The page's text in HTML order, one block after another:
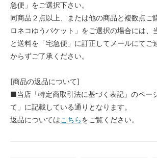
急便」をご選択下さい。
同商品２点以上、または他の商品と複数点ご
ロネコゆうパケット」をご選択の場合には、
と送料を「宅急便」に訂正してメールにてご
からずご了承ください。
[商品の返品について]
■当店「特定商取引法に基づく表記」のペー
て」に記載している通りとなります。
返品についてはこちらをご覧ください。